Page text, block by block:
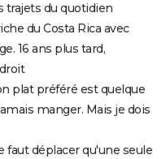
trajets du quotidien
du Costa Rica avec
16 ans plus tard,
plat préféré est quelque
manger. Mais je dois
faut déplacer qu'une seule